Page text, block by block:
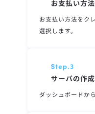
お支払い方
お支払い方法をク
選択します。
Step.3
サーバの作成
ダッシュボードか